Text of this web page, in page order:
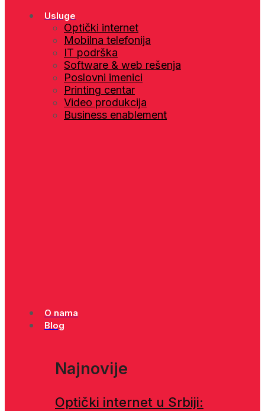
Usluge
Optički internet
Mobilna telefonija
IT podrška
Software & web rešenja
Poslovni imenici
Printing centar
Video produkcija
Business enablement
O nama
Blog
Najnovije
Optički internet u Srbiji: